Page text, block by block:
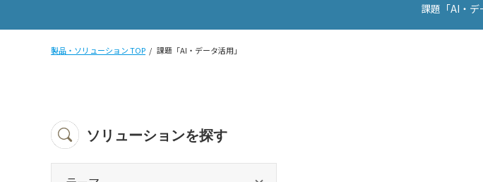
課題「AI・デ
製品・ソリューション TOP 課題「AI・データ活用」
ソリューションを探す